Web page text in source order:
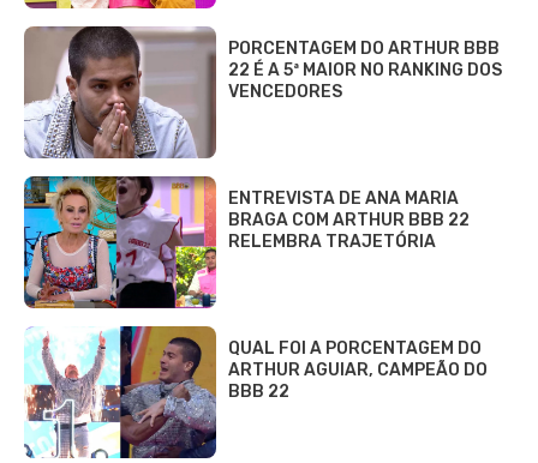
PORCENTAGEM DO ARTHUR BBB
22 É A 5ª MAIOR NO RANKING DOS
VENCEDORES
ENTREVISTA DE ANA MARIA
BRAGA COM ARTHUR BBB 22
RELEMBRA TRAJETÓRIA
QUAL FOI A PORCENTAGEM DO
ARTHUR AGUIAR, CAMPEÃO DO
BBB 22